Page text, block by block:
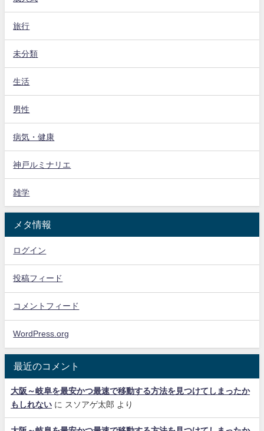
旅行
未分類
生活
男性
病気・健康
神戸ルミナリエ
雑学
メタ情報
ログイン
投稿フィード
コメントフィード
WordPress.org
最近のコメント
大阪～岐阜を最安かつ最速で移動する方法を見つけてしまったか
もしれない に スソアゲ太郎 より